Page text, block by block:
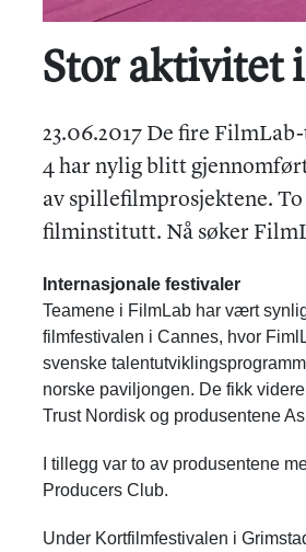
Stor aktivitet
23.06.2017 De fire
4 har nylig blitt
av spillefilmprosjektene.
filminstitutt. Nå søker
Internasjonale festivaler
Teamene i FilmLab har vært
filmfestivalen i Cannes, hvor
svenske
norske paviljongen. De fikk
Trust Nordisk og produsentene
I tillegg var to av produsentene
Producers Club.
Under Kortfilmfestivalen i